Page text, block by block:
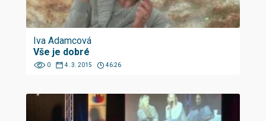
Iva Adamcová
Vše je dobré
0 4. 3. 2015 46:26